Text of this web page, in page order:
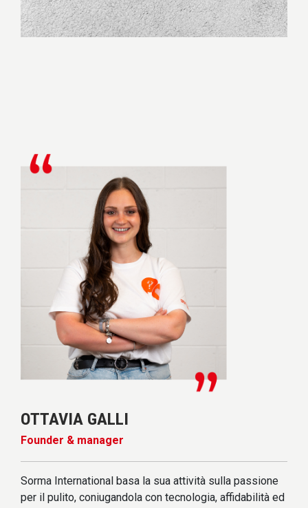
OTTAVIA GALLI
Founder & manager
Sorma International basa la sua attività sulla passione
per il pulito, coniugandola con tecnologia, affidabilità ed